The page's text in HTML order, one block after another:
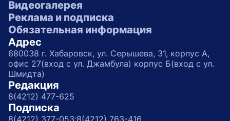
Видеогалерея
Реклама и подписка
Обязательная информация
Адрес
680038 г. Хабаровск, ул. Серышева, 31, корпус А,
офис 27(вход с ул. Джамбула) корпус Б(вход с ул.
Шмидта)
Редакция
8(4212) 477-625
Подписка
8(4212) 377-053;8(4212) 763-416